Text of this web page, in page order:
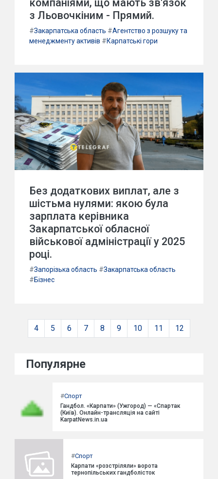
компаніями, що мають зв'язок
з Льовочкіним - Прямий.
#Закарпатська область #Агентство з розшуку та
менеджменту активів #Карпатські гори
Без додаткових виплат, але з
шістьма нулями: якою була
зарплата керівника
Закарпатської обласної
військової адміністрації у 2025
році.
#Запорізька область #Закарпатська область
#Бізнес
4 5 6 7 8 9 10 11 12
Популярне
#Спорт
Гандбол. «Карпати» (Ужгород) — «Спартак
(Київ). Онлайн-трансляція на сайті
KarpatNews.in.ua
#Спорт
Карпати «розстріляли» ворота
тернопільських гандболісток